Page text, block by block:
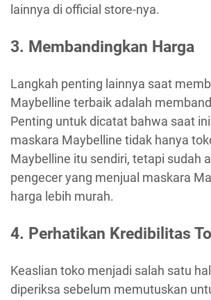
lainnya di official store-nya.
3. Membandingkan Harga
Langkah penting lainnya saat
Maybelline terbaik adalah
Penting untuk dicatat bahwa saat
maskara Maybelline tidak hanya
Maybelline itu sendiri, tetapi sudah
pengecer yang menjual maskara
harga lebih murah.
4. Perhatikan Kredibilitas
Keaslian toko menjadi salah satu
diperiksa sebelum memutuskan